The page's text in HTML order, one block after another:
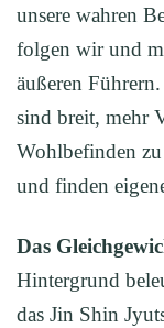
unsere wahren
folgen wir und
äußeren
sind breit, mehr
Wohlbefinden zu
und finden
Das
Hintergrund
das Jin Shin